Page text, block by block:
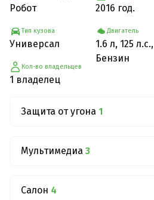
Робот
Тип кузова
Универсал
Кол-во владельцев
1 владелец
2016 год.
Двигатель
1.6 л, 125 л.с.,
Бензин
Защита от угона 1
Мультимедиа 3
Салон 4